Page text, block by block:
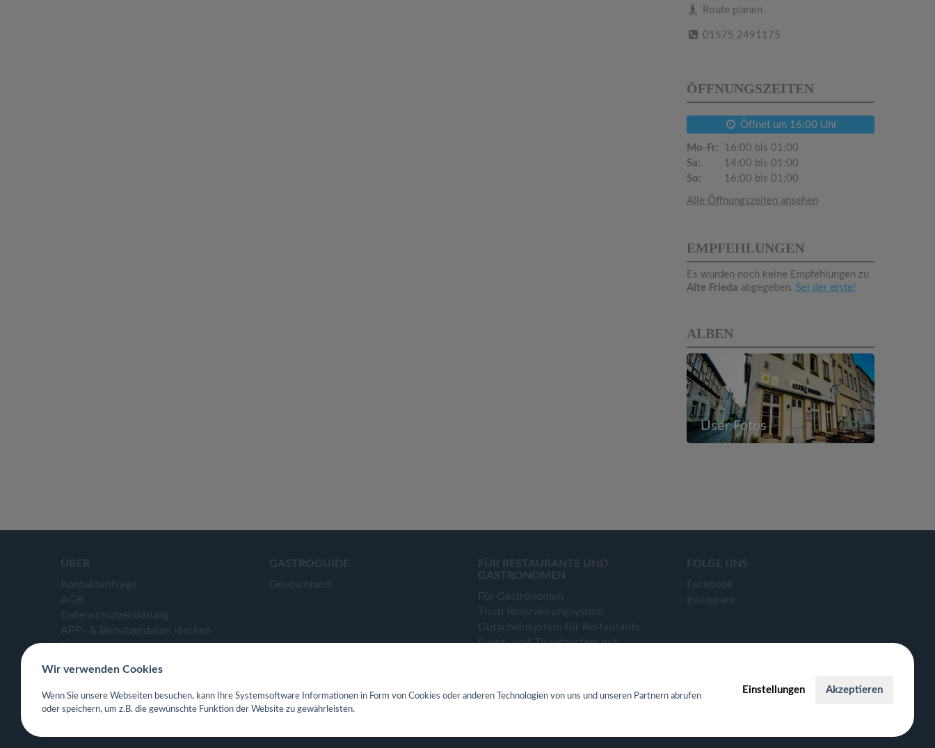
Route planen
01575 2491175
ÖFFNUNGSZEITEN
Öffnet um 16:00 Uhr
Mo-Fr:
16:00 bis 01:00
Sa:
14:00 bis 01:00
So:
16:00 bis 01:00
Alle Öffnungszeiten ansehen
EMPFEHLUNGEN
Es wurden noch keine Empfehlungen zu
Alte Frieda abgegeben. Sei der erste!
ALBEN
User Fotos
ÜBER
Kontaktanfrage
AGB
Datenschutzerklärung
APP- & Benutzerdaten löschen
Impressum
GASTROGUIDE
Deutschland
FÜR RESTAURANTS UND
GASTRONOMEN
Für Gastronomen
Tisch Reservierungsystem
Gutscheinsystem für Restaurants
Event- und Ticketsystem mit
Webseiten für Restaurant
FOLGE UNS
Facebook
Instagram
Wir verwenden Cookies
Wenn Sie unsere Webseiten besuchen, kann Ihre Systemsoftware Informationen in Form von Cookies oder anderen Technologien von uns und unseren Partnern abrufen
oder speichern, um z.B. die gewünschte Funktion der Website zu gewährleisten.
Einstellungen Akzeptieren